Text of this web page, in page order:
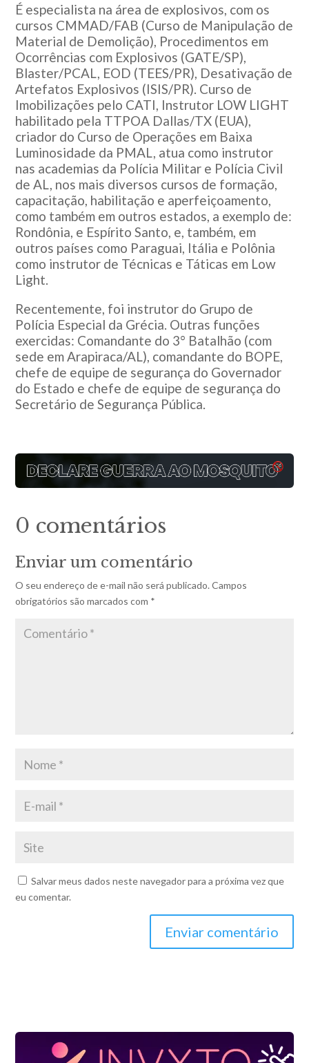
É especialista na área de explosivos, com os
cursos CMMAD/FAB (Curso de Manipulação de
Material de Demolição), Procedimentos em
Ocorrências com Explosivos (GATE/SP),
Blaster/PCAL, EOD (TEES/PR), Desativação de
Artefatos Explosivos (ISIS/PR). Curso de
Imobilizações pelo CATI, Instrutor LOW LIGHT
habilitado pela TTPOA Dallas/TX (EUA),
criador do Curso de Operações em Baixa
Luminosidade da PMAL, atua como instrutor
nas academias da Polícia Militar e Polícia Civil
de AL, nos mais diversos cursos de formação,
capacitação, habilitação e aperfeiçoamento,
como também em outros estados, a exemplo de:
Rondônia, e Espírito Santo, e, também, em
outros países como Paraguai, Itália e Polônia
como instrutor de Técnicas e Táticas em Low
Light.
Recentemente, foi instrutor do Grupo de
Polícia Especial da Grécia. Outras funções
exercidas: Comandante do 3° Batalhão (com
sede em Arapiraca/AL), comandante do BOPE,
chefe de equipe de segurança do Governador
do Estado e chefe de equipe de segurança do
Secretário de Segurança Pública.
0 comentários
Enviar um comentário
O seu endereço de e-mail não será publicado. Campos
obrigatórios são marcados com *
Salvar meus dados neste navegador para a próxima vez que
eu comentar.
Enviar comentário